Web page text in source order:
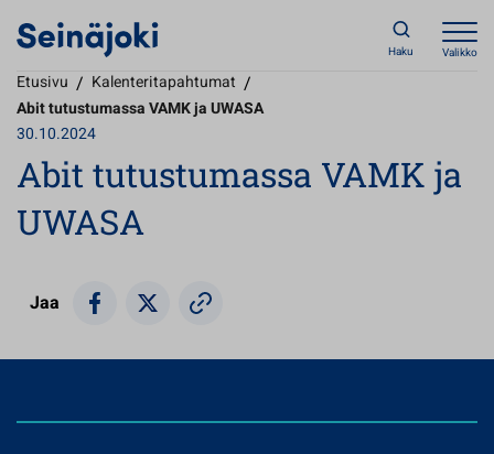
Haku Valikko
Etusivu / Kalenteritapahtumat /
Abit tutustumassa VAMK ja UWASA
30.10.2024
Abit tutustumassa VAMK ja
UWASA
Jaa